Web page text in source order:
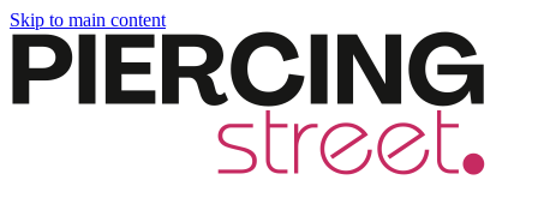
Skip to main content